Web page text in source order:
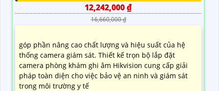
12,242,000 ₫
16,660,000 ₫
góp phần nâng cao chất lượng và hiệu suất của hệ
thống camera giám sát. Thiết kế trọn bộ lắp đặt
camera phòng khám ghi âm Hikvision cung cấp giải
pháp toàn diện cho việc bảo vệ an ninh và giám sát
trong môi trường y tế